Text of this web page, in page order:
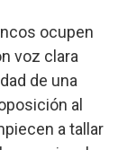
ocupen
voz clara
de una
al
a tallar